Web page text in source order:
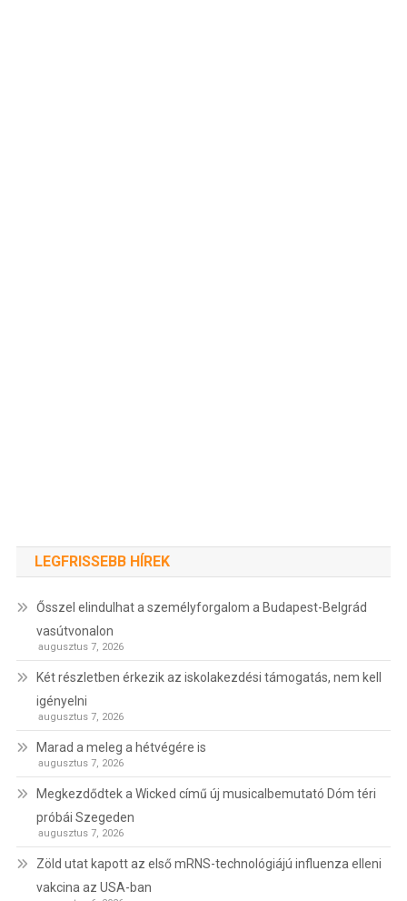
LEGFRISSEBB HÍREK
Ősszel elindulhat a személyforgalom a Budapest-Belgrád
vasútvonalon
augusztus 7, 2026
Két részletben érkezik az iskolakezdési támogatás, nem kell
igényelni
augusztus 7, 2026
Marad a meleg a hétvégére is
augusztus 7, 2026
Megkezdődtek a Wicked című új musicalbemutató Dóm téri
próbái Szegeden
augusztus 7, 2026
Zöld utat kapott az első mRNS-technológiájú influenza elleni
vakcina az USA-ban